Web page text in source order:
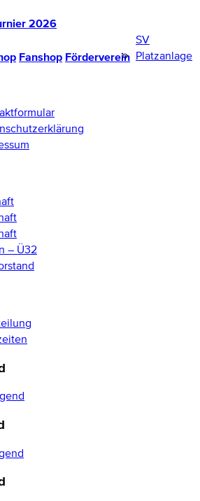
2026
Fanshop Förderverein
SV
Platzanlage
– Ü32